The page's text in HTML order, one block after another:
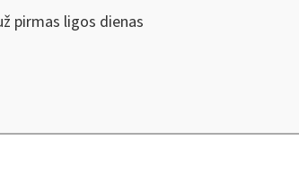
pirmas ligos dienas